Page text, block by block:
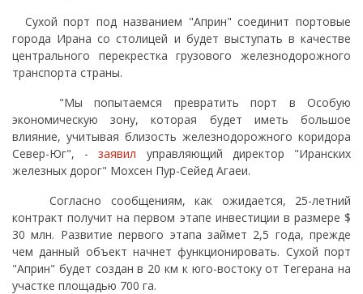
Сухой порт под названием "Априн" соединит портовые
города Ирана со столицей и будет выступать в качестве
центрального перекрестка грузового железнодорожного
транспорта страны.
"Мы попытаемся превратить порт в Особую
экономическую зону, которая будет иметь большое
влияние, учитывая близость железнодорожного коридора
Север-Юг", -заявил управляющий директор "Иранских
железных дорог" Мохсен Пур-Сейед Агаеи.
Согласно сообщениям, как ожидается, 25-летний
контракт получит на первом этапе инвестиции в размере $
30 млн. Развитие первого этапа займет 2,5 года, прежде
чем данный объект начнет функционировать. Сухой порт
"Априн" будет создан в 20 км к юго-востоку от Тегерана на
участке площадью 700 га.